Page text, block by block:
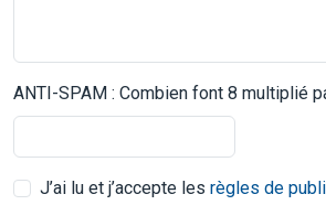
ANTI-SPAM : Combien font 8 multiplié
J’ai lu et j’accepte les règles de